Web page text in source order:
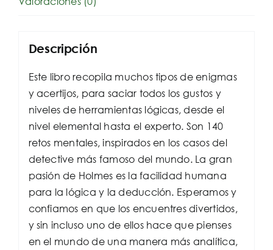
Descripción
Este libro recopila muchos tipos de enigmas
y acertijos, para saciar todos los gustos y
niveles de herramientas lógicas, desde el
nivel elemental hasta el experto. Son 140
retos mentales, inspirados en los casos del
detective más famoso del mundo. La gran
pasión de Holmes es la facilidad humana
para la lógica y la deducción. Esperamos y
confiamos en que los encuentres divertidos,
y sin incluso uno de ellos hace que pienses
en el mundo de una manera más analítica,